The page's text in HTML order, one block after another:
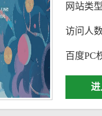
网站类型
访问人数
百度PC
进